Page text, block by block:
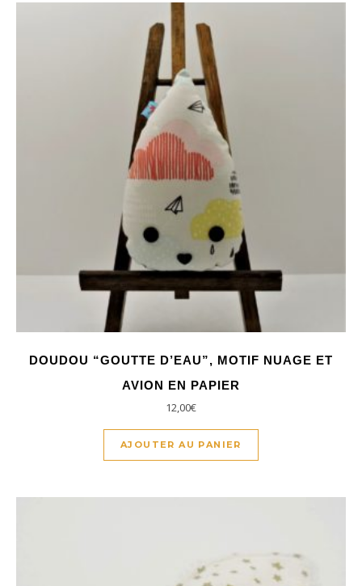
DOUDOU “GOUTTE D’EAU”, MOTIF NUAGE ET
AVION EN PAPIER
12,00€
AJOUTER AU PANIER